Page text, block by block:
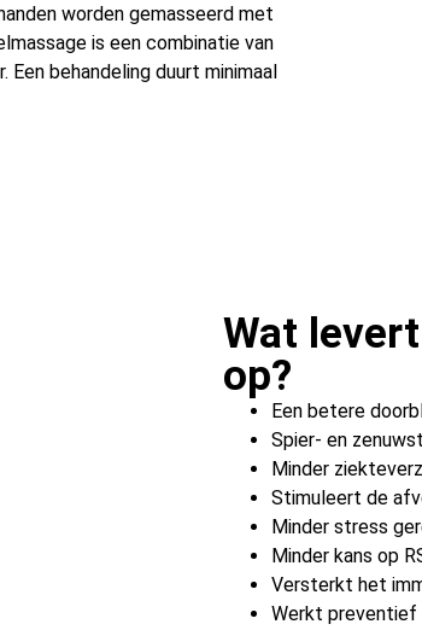
worden gemasseerd met
is een combinatie van
Een behandeling duurt minimaal
Wat
op?
Een betere
Spier- en
Minder
Stimuleert de
Minder stress
Minder kans op
Versterkt het
Werkt preventief